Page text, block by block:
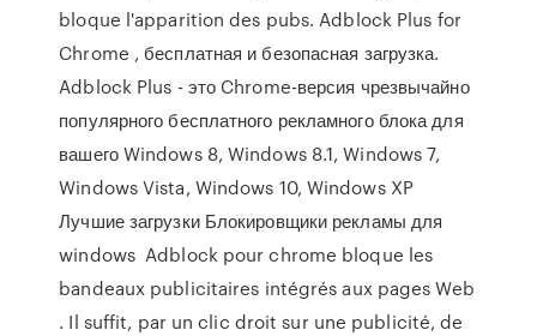
bloque l'apparition des pubs. Adblock Plus for
Chrome , бесплатная и безопасная загрузка.
Adblock Plus - это Chrome-версия чрезвычайно
популярного бесплатного рекламного блока для
вашего Windows 8, Windows 8.1, Windows 7,
Windows Vista, Windows 10, Windows XP
Лучшие загрузки Блокировщики рекламы для
windows Adblock pour chrome bloque les
bandeaux publicitaires intégrés aux pages Web
. Il suffit, par un clic droit sur une publicité, de